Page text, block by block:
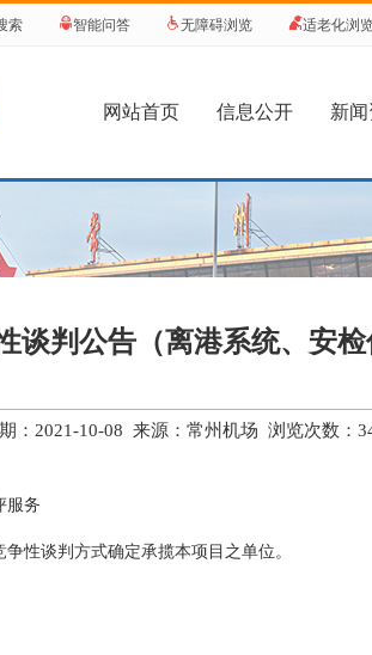
索 智能问答 无障碍浏览 适老化浏
网站首页 信息公开 新
谈判公告（离港系统、安检
：2021-10-08 来源：常州机场 浏览次数：
服务
性谈判方式确定承揽本项目之单位。